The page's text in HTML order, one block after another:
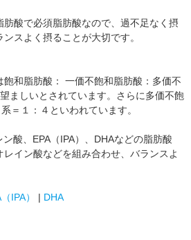
肪酸で必須脂肪酸なので、過不足なく摂
スよく摂ることが大切です。
和脂肪酸： 一価不飽和脂肪酸：多価不
ましいとされています。さらに多価不飽
＝１：４といわれています。
酸、EPA（IPA）、DHAなどの脂肪酸
イン酸などを組み合わせ、バランスよ
IPA） | DHA